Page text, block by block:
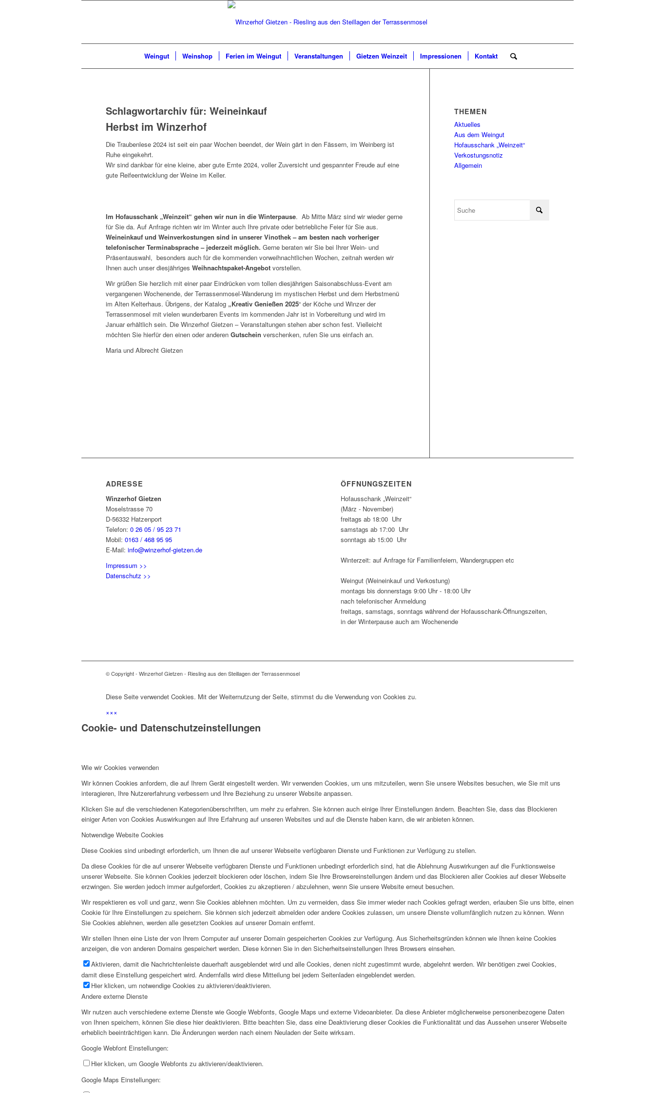
Weingut Weinshop Ferien im Weingut Veranstaltungen Gietzen Weinzeit Impressionen Kontakt
Schlagwortarchiv für: Weineinkauf
Herbst im Winzerhof
Die Traubenlese 2024 ist seit ein paar Wochen beendet, der Wein gärt in den Fässern, im Weinberg ist
Ruhe eingekehrt.
Wir sind dankbar für eine kleine, aber gute Ernte 2024, voller Zuversicht und gespannter Freude auf eine
gute Reifeentwicklung der Weine im Keller.
Im Hofausschank „Weinzeit“ gehen wir nun in die Winterpause. Ab Mitte März sind wir wieder gerne
für Sie da. Auf Anfrage richten wir im Winter auch Ihre private oder betriebliche Feier für Sie aus.
Weineinkauf und Weinverkostungen sind in unserer Vinothek – am besten nach vorheriger
telefonischer Terminabsprache – jederzeit möglich. Gerne beraten wir Sie bei Ihrer Wein- und
Präsentauswahl, besonders auch für die kommenden vorweihnachtlichen Wochen, zeitnah werden wir
Ihnen auch unser diesjähriges Weihnachtspaket-Angebot vorstellen.
Wir grüßen Sie herzlich mit einer paar Eindrücken vom tollen diesjährigen Saisonabschluss-Event am
vergangenen Wochenende, der Terrassenmosel-Wanderung im mystischen Herbst und dem Herbstmenü
im Alten Kelterhaus. Übrigens, der Katalog „Kreativ Genießen 2025“ der Köche und Winzer der
Terrassenmosel mit vielen wunderbaren Events im kommenden Jahr ist in Vorbereitung und wird im
Januar erhältlich sein. Die Winzerhof Gietzen – Veranstaltungen stehen aber schon fest. Vielleicht
möchten Sie hierfür den einen oder anderen Gutschein verschenken, rufen Sie uns einfach an.
Maria und Albrecht Gietzen
THEMEN
Aktuelles
Aus dem Weingut
Hofausschank „Weinzeit“
Verkostungsnotiz
Allgemein
ADRESSE
Winzerhof Gietzen
Moselstrasse 70
D-56332 Hatzenport
Telefon: 0 26 05 / 95 23 71
Mobil: 0163 / 468 95 95
E-Mail: info@winzerhof-gietzen.de
Impressum >>
Datenschutz >>
ÖFFNUNGSZEITEN
Hofausschank „Weinzeit“
(März - November)
freitags ab 18:00 Uhr
samstags ab 17:00 Uhr
sonntags ab 15:00 Uhr
Winterzeit: auf Anfrage für Familienfeiern, Wandergruppen etc
Weingut (Weineinkauf und Verkostung)
montags bis donnerstags 9:00 Uhr - 18:00 Uhr
nach telefonischer Anmeldung
freitags, samstags, sonntags während der Hofausschank-Öffnungszeiten,
in der Winterpause auch am Wochenende
© Copyright - Winzerhof Gietzen - Riesling aus den Steillagen der Terrassenmosel
Diese Seite verwendet Cookies. Mit der Weiternutzung der Seite, stimmst du die Verwendung von Cookies zu.
×××
Cookie- und Datenschutzeinstellungen
Wie wir Cookies verwenden
Wir können Cookies anfordern, die auf Ihrem Gerät eingestellt werden. Wir verwenden Cookies, um uns mitzuteilen, wenn Sie unsere Websites besuchen, wie Sie mit uns
interagieren, Ihre Nutzererfahrung verbessern und Ihre Beziehung zu unserer Website anpassen.
Klicken Sie auf die verschiedenen Kategorienüberschriften, um mehr zu erfahren. Sie können auch einige Ihrer Einstellungen ändern. Beachten Sie, dass das Blockieren
einiger Arten von Cookies Auswirkungen auf Ihre Erfahrung auf unseren Websites und auf die Dienste haben kann, die wir anbieten können.
Notwendige Website Cookies
Diese Cookies sind unbedingt erforderlich, um Ihnen die auf unserer Webseite verfügbaren Dienste und Funktionen zur Verfügung zu stellen.
Da diese Cookies für die auf unserer Webseite verfügbaren Dienste und Funktionen unbedingt erforderlich sind, hat die Ablehnung Auswirkungen auf die Funktionsweise
unserer Webseite. Sie können Cookies jederzeit blockieren oder löschen, indem Sie Ihre Browsereinstellungen ändern und das Blockieren aller Cookies auf dieser Webseite
erzwingen. Sie werden jedoch immer aufgefordert, Cookies zu akzeptieren / abzulehnen, wenn Sie unsere Website erneut besuchen.
Wir respektieren es voll und ganz, wenn Sie Cookies ablehnen möchten. Um zu vermeiden, dass Sie immer wieder nach Cookies gefragt werden, erlauben Sie uns bitte, einen
Cookie für Ihre Einstellungen zu speichern. Sie können sich jederzeit abmelden oder andere Cookies zulassen, um unsere Dienste vollumfänglich nutzen zu können. Wenn
Sie Cookies ablehnen, werden alle gesetzten Cookies auf unserer Domain entfernt.
Wir stellen Ihnen eine Liste der von Ihrem Computer auf unserer Domain gespeicherten Cookies zur Verfügung. Aus Sicherheitsgründen können wie Ihnen keine Cookies
anzeigen, die von anderen Domains gespeichert werden. Diese können Sie in den Sicherheitseinstellungen Ihres Browsers einsehen.
Aktivieren, damit die Nachrichtenleiste dauerhaft ausgeblendet wird und alle Cookies, denen nicht zugestimmt wurde, abgelehnt werden. Wir benötigen zwei Cookies,
damit diese Einstellung gespeichert wird. Andernfalls wird diese Mitteilung bei jedem Seitenladen eingeblendet werden.
Hier klicken, um notwendige Cookies zu aktivieren/deaktivieren.
Andere externe Dienste
Wir nutzen auch verschiedene externe Dienste wie Google Webfonts, Google Maps und externe Videoanbieter. Da diese Anbieter möglicherweise personenbezogene Daten
von Ihnen speichern, können Sie diese hier deaktivieren. Bitte beachten Sie, dass eine Deaktivierung dieser Cookies die Funktionalität und das Aussehen unserer Webseite
erheblich beeinträchtigen kann. Die Änderungen werden nach einem Neuladen der Seite wirksam.
Google Webfont Einstellungen:
Hier klicken, um Google Webfonts zu aktivieren/deaktivieren.
Google Maps Einstellungen: